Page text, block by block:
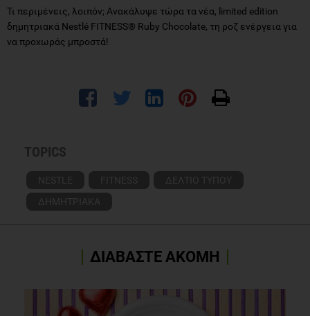
Τι περιμένεις, λοιπόν; Ανακάλυψε τώρα τα νέα, limited edition
δημητριακά Nestlé FITNESS® Ruby Chocolate, τη ροζ ενέργεια για
να προχωράς μπροστά!
TOPICS
NESTLE FITNESS
ΔΕΛΤΙΟ ΤΥΠΟΥ
ΔΗΜΗΤΡΙΑΚΑ
ΔΙΑΒΑΣΤΕ ΑΚΟΜΗ